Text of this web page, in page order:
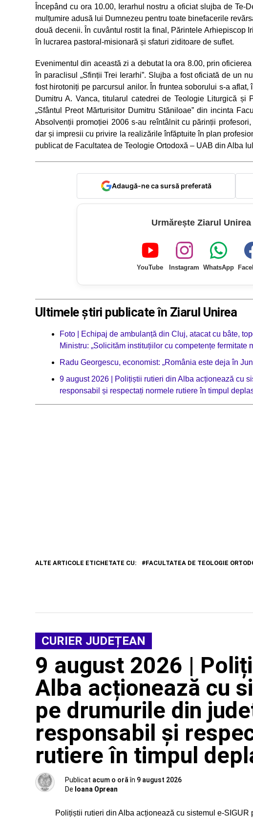
Începând cu ora 10.00, Ierarhul nostru a oficiat slujba de
mulțumire adusă lui Dumnezeu pentru toate binefacerile
două decenii. În cuvântul rostit la final, Părintele Arhiepiscop
în lucrarea pastoral-misionară și sfaturi ziditoare de suflet.
Evenimentul din această zi a debutat la ora 8.00, prin
în paraclisul „Sfinții Trei Ierarhi”. Slujba a fost oficiată de un
fost hirotoniți pe parcursul anilor. În fruntea soborului s-a
Dumitru A. Vanca, titularul catedrei de Teologie Liturgică și
„Sfântul Preot Mărturisitor Dumitru Stăniloae” din incinta
Absolvenții promoției 2006 s-au reîntâlnit cu părinții
dar și impresii cu privire la realizările înfăptuite în plan
publicat de Facultatea de Teologie Ortodoxă – UAB din Alba
Adaugă-ne ca sursă preferată
Urmărește Ziarul
YouTube Instagram WhatsApp
Ultimele știri publicate în Ziarul Unirea
Foto | Echipaj de ambulanță din Cluj, atacat cu bâte,
Ministru: „Solicităm instituțiilor cu competențe fermitate
Radu Georgescu, economist: „România este deja în
9 august 2026 | Polițiștii rutieri din Alba acționează cu
responsabil și respectați normele rutiere în timpul
ALTE ARTICOLE ETICHETATE CU: FACULTATEA DE TEOLOGIE
CURIER JUDEȚEAN
9 august 2026 |
Alba acționează cu
pe drumurile din
responsabil și
rutiere în timpul
Publicat acum o oră în 9 august 2026
De Ioana Oprean
Polițiștii rutieri din Alba acționează cu sistemul e-SIGUR